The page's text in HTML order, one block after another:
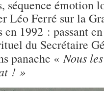
séquence émotion
Léo Ferré sur la
en 1992 : passant
du Secrétaire
panache «Nous
! »